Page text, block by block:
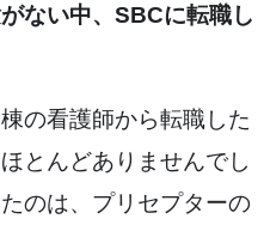
ない中、SBCに転職し
の看護師から転職した
とんどありませんでし
のは、プリセプターの